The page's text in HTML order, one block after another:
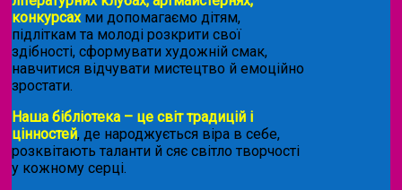
конкурсахми допомагаємо дітям,
підліткам та молоді розкрити свої
здібності, сформувати художній смак,
навчитися відчувати мистецтво й емоційно
зростати.
Наша бібліотека – це світ традицій і
цінностей, де народжується віра в себе,
розквітають таланти й сяє світло творчості
у кожному серці.